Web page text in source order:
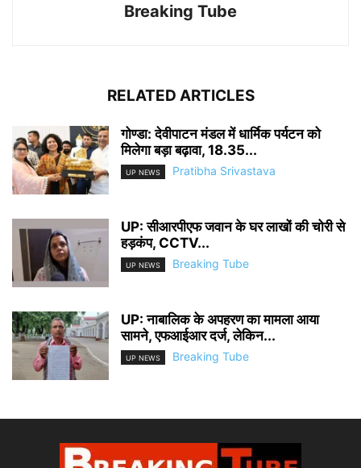
Breaking Tube
RELATED ARTICLES
गोण्डा: देवीपाटन मंडल में धार्मिक पर्यटन को
मिलेगा बड़ा बढ़ावा, 18.35...
UP NEWS Pratibha Srivastava
UP: सीआरपीएफ जवान के घर लाखों की चोरी से
हड़कंप, CCTV...
UP NEWS Breaking Tube
UP: नाबालिक के अपहरण का मामला आया
सामने, एफआईआर दर्ज, लेकिन...
UP NEWS Breaking Tube